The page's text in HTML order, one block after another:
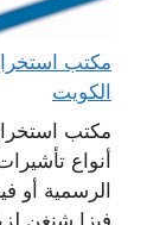
الكويت
مكتب
أنواع
الرسمية أو